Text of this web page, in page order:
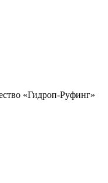
«Гидроп-Руфинг»